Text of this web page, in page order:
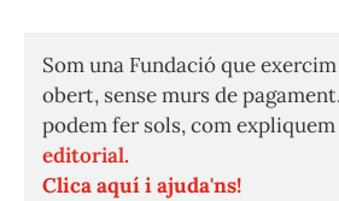
Som una Fundació que
obert, sense murs de
podem fer sols, com expliquem
editorial.
Clica aquí i ajuda'ns!